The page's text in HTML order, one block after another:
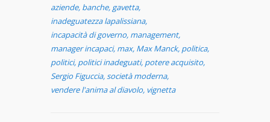
aziende, banche, gavetta,
inadeguatezza lapalissiana,
incapacità di governo, management,
manager incapaci, max, Max Manck, politica,
politici, politici inadeguati, potere acquisito,
Sergio Figuccia,società moderna,
vendere l'anima al diavolo, vignetta